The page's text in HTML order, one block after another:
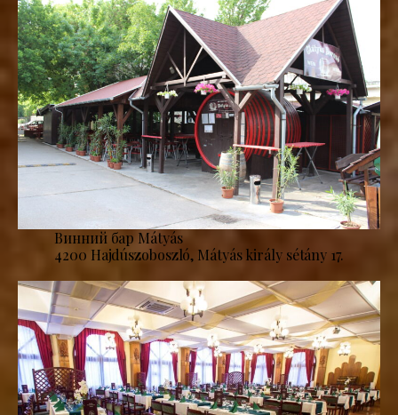
Винний бар Mátyás
4200 Hajdúszoboszló, Mátyás király sétány 17.